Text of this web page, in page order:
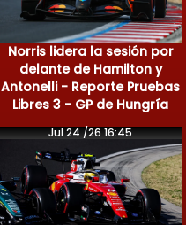
Norris lidera la sesión por
delante de Hamilton y
Antonelli - Reporte Pruebas
Libres 3 - GP de Hungría
Jul 24 /26 16:45